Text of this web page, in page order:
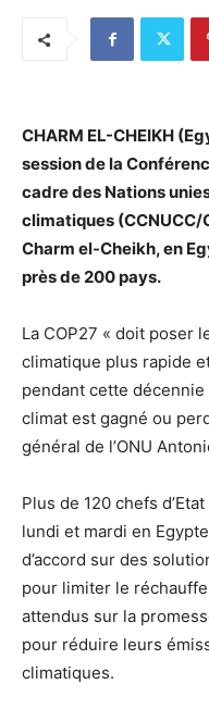
CHARM EL-CHEIKH
session de la
cadre des Nations
climatiques
Charm el-Cheikh, en
près de 200 pays.
La COP27 « doit poser
climatique plus rapide
pendant cette
climat est gagné ou
général de l’ONU
Plus de 120 chefs
lundi et mardi en
d’accord sur des
pour limiter le
attendus sur la
pour réduire leurs
climatiques.